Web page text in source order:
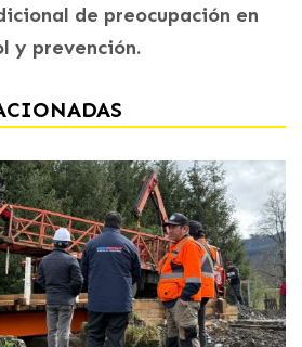
de preocupación en
y prevención.